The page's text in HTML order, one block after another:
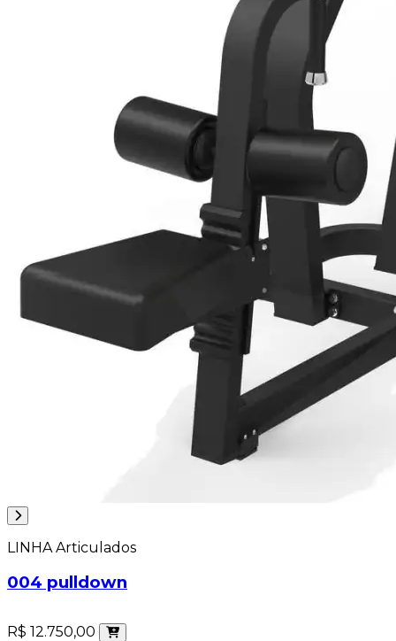
LINHA Articulados
004 pulldown
R$ 12.750,00